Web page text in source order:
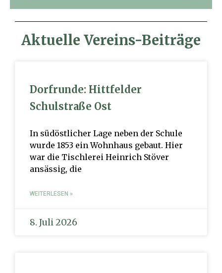
Aktuelle Vereins-Beiträge
Dorfrunde: Hittfelder
Schulstraße Ost
In südöstlicher Lage neben der Schule
wurde 1853 ein Wohnhaus gebaut. Hier
war die Tischlerei Heinrich Stöver
ansässig, die
WEITERLESEN »
8. Juli 2026